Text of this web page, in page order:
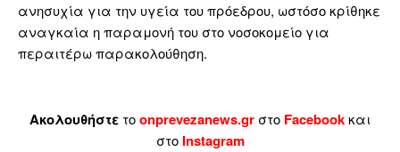
ανησυχία για την υγεία του πρόεδρου, ωστόσο κρίθηκε
αναγκαία η παραμονή του στο νοσοκομείο για
περαιτέρω παρακολούθηση.
Ακολουθήστε τοonprevezanews.gr στο Facebookκαι
στο Instagram